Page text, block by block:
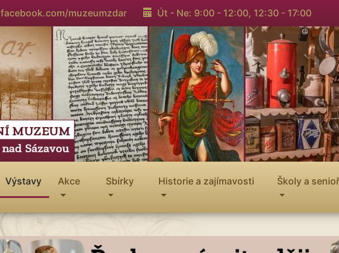
facebook.com/muzeumzdar Út - Ne: 9:00 - 12:00, 12:30 - 17:00
Výstavy Akce Sbírky Historie a zajímavosti Školy a